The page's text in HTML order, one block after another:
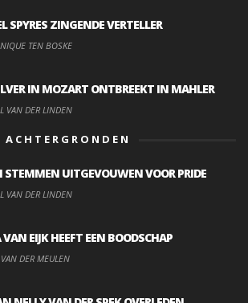
SPYRES ZINGENDE VERTELLER
TEN BOSKE
IN MOZART ONTBREEKT IN MAHLER
VAN DER LINDEN
ACHTERGRONDEN
STEMMEN UITGEVOUWEN VOOR PRIDE
VAN DER LINDEN
EIJK HEEFT EEN BOODSCHAP
DER MEULEN